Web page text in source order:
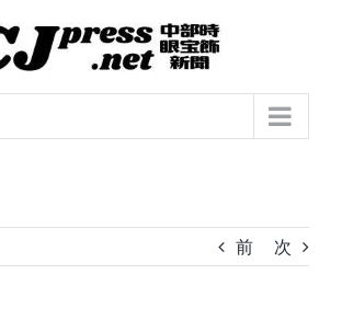
前 次